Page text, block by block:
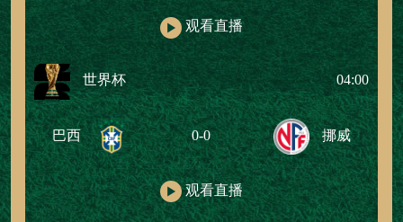
观看直播
世界杯 04:00
巴西 0-0 挪威
观看直播